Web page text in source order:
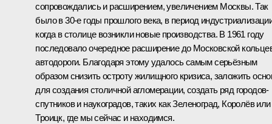
сопровождались и расширением, увеличением Москвы. Так
было в 30-е годы прошлого века, в период
когда в столице возникли новые производства. В 1961 году
последовало очередное расширение до Московской
автодороги. Благодаря этому удалось самым серьёзным
образом снизить остроту жилищного кризиса, заложить
для создания столичной агломерации, создать ряд городов-
спутников и наукоградов, таких как Зеленоград, Королёв или
Троицк, где мы сейчас и находимся.